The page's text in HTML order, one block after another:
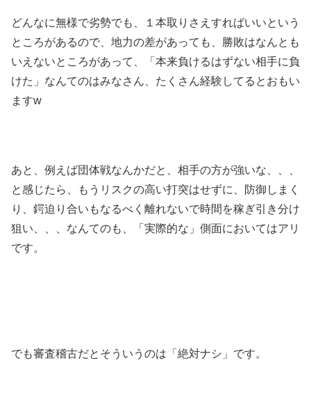
どんなに無様で劣勢でも、１本取りさえすればいいという
ところがあるので、地力の差があっても、勝敗はなんとも
いえないところがあって、「本来負けるはずない相手に負
けた」なんてのはみなさん、たくさん経験してるとおもい
ますw
あと、例えば団体戦なんかだと、相手の方が強いな、、、
と感じたら、もうリスクの高い打突はせずに、防御しまく
り、鍔迫り合いもなるべく離れないで時間を稼ぎ引き分け
狙い、、、なんてのも、「実際的な」側面においてはアリ
です。
でも審査稽古だとそういうのは「絶対ナシ」です。